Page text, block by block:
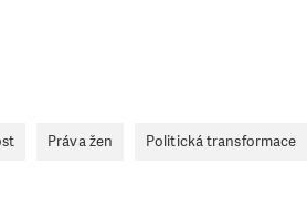
Práva žen Politická transformace